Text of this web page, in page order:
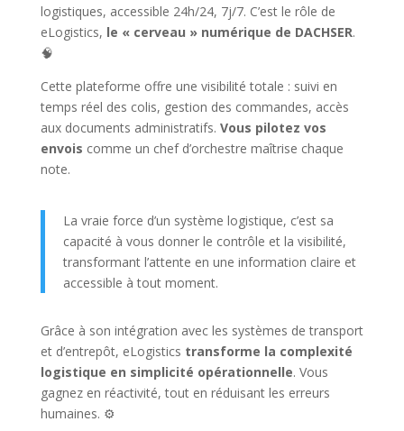
logistiques, accessible 24h/24, 7j/7. C’est le rôle de
eLogistics, le « cerveau » numérique de DACHSER.
🧠
Cette plateforme offre une visibilité totale : suivi en
temps réel des colis, gestion des commandes, accès
aux documents administratifs. Vous pilotez vos
envois comme un chef d’orchestre maîtrise chaque
note.
La vraie force d’un système logistique, c’est sa
capacité à vous donner le contrôle et la visibilité,
transformant l’attente en une information claire et
accessible à tout moment.
Grâce à son intégration avec les systèmes de transport
et d’entrepôt, eLogistics transforme la complexité
logistique en simplicité opérationnelle. Vous
gagnez en réactivité, tout en réduisant les erreurs
humaines. ⚙️